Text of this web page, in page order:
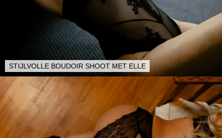
STIJLVOLLE BOUDOIR SHOOT MET ELLE